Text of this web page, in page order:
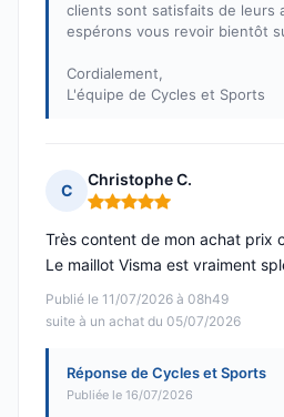
clients sont satisfaits de leurs
espérons vous revoir bientôt
Cordialement,
L'équipe de Cycles et Sports
C
Christophe C.
Note : 5 sur 5
Publié le 11/07/2026 à 08h49
suite à un achat du 05/07/2026
Très content de mon achat prix
Le maillot Visma est vraiment
Réponse de Cycles et Sports
Publiée le 16/07/2026